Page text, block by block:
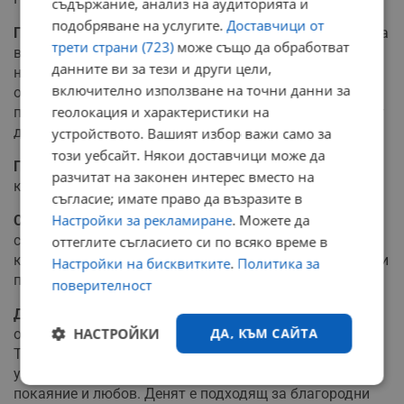
Подстригванетоподобрява здравето и състоянието на
всички органи на чувствата – очите, слуха, прочиства
носовите канали. Освен това подобрява работата на
отделителната и храносмилателната системи. След
подстрижката в този ден, косите ви може да започнат
да се навиват.
Покупки– може да купувате само това, което ви е
крайно необходимо.
Сънищатабиват конкретни и ярки. Образите на
сънищата ви могат да послужат като пряко указание
как да действате, но трябва да ги тълкувате, а не да ги
приемате буквално.
Днес е 23 слънчев ден
– Ден на свободата, затова се
оставете на потока на живота. Спокойно се отпуснете.
Трябва колкото може повече да се радвате, а не да се
уединявате и да се предавате на унинието. Време за
покаяние и любов. Денят е подходящ за благородни
съдържание, анализ на аудиторията и
подобряване на услугите.Доставчици от
трети страни (723)може също да обработват
данните ви за тези и други цели,
включително използване на точни данни за
геолокация и характеристики на
устройството. Вашият избор важи само за
този уебсайт. Някои доставчици може да
разчитат на законен интерес вместо на
съгласие; имате право да възразите в
Настройки за рекламиране. Можете да
оттеглите съгласието си по всяко време в
Настройки на бисквитките. Политика за
поверителност
ДА, КЪМ САЙТА
НАСТРОЙКИ
Строго
Ефективност